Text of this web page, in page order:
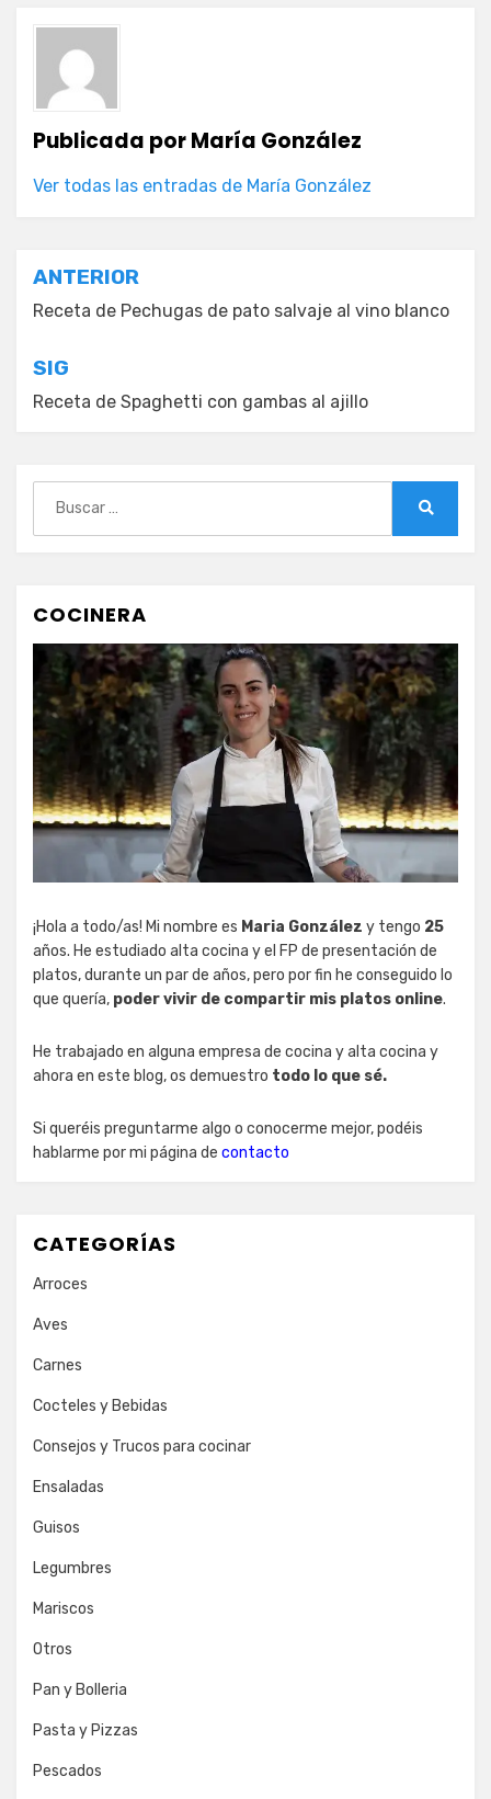
Publicada porMaría González
Ver todas las entradas de María González
Navegación
de
entradas
ANTERIOR
Receta de Pechugas de pato salvaje al vino blanco
SIG
Receta de Spaghetti con gambas al ajillo
COCINERA
¡Hola a todo/as! Mi nombre es Maria González y tengo 25
años. He estudiado alta cocina y el FP de presentación de
platos, durante un par de años, pero por fin he conseguido lo
que quería, poder vivir de compartir mis platos online.
He trabajado en alguna empresa de cocina y alta cocina y
ahora en este blog, os demuestro todo lo que sé.
Si queréis preguntarme algo o conocerme mejor, podéis
hablarme por mi página de contacto
CATEGORÍAS
Arroces
Aves
Carnes
Cocteles y Bebidas
Consejos y Trucos para cocinar
Ensaladas
Guisos
Legumbres
Mariscos
Otros
Pan y Bolleria
Pasta y Pizzas
Pescados